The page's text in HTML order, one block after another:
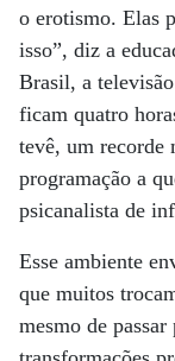
o erotismo. Elas
isso”, diz a
Brasil, a
ficam quatro
tevê, um recorde
programação a
psicanalista de
Esse ambiente
que muitos
mesmo de